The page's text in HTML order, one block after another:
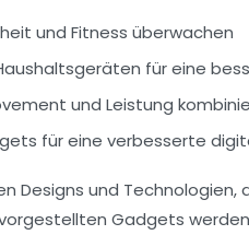
und Fitness überwachen
für eine
und Leistung
für eine verbesserte
Designs und
Gadgets